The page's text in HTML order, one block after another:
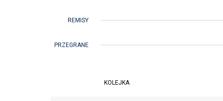
KOLEJKA
REMISY
PRZEGRANE